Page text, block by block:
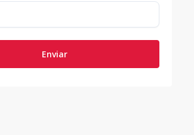
Enviar